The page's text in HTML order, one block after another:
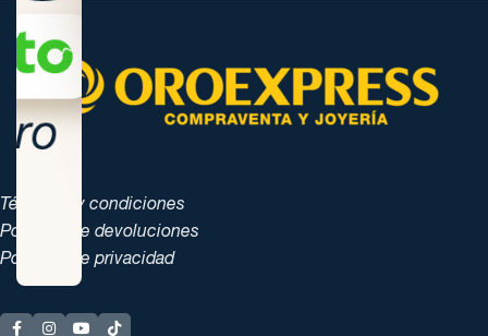
Términos y condiciones
Políticas de devoluciones
Políticas de privacidad